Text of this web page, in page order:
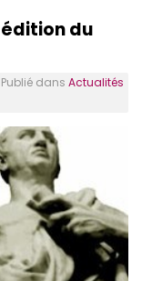
édition du
dans Actualités